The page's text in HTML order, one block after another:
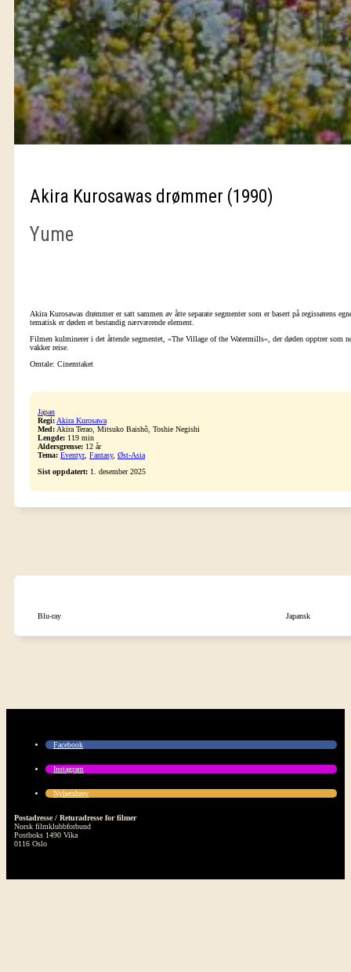
Akira Kurosawas drømmer (1990)
Yume
Akira Kurosawas drømmer er satt sammen av åtte separate segmenter som er basert på
tematisk er døden et bestandig nærværende element.
Filmen kulminerer i det åttende segmentet, «The Village of the Watermills», der døden opptrer
vakker reise.
Omtale: Cinemtaket
Japan
Regi: Akira Kurosawa
Med: Akira Terao, Mitsuko Baishô, Toshie Negishi
Lengde: 119 min
Aldersgrense: 12 år
Tema: Eventyr, Fantasy, Øst-Asia
Sist oppdatert: 1. desember 2025
Blu-ray Japansk
Facebook
Instagram
Nyhetsbrev
Postadresse / Returadresse for filmer
Norsk filmklubbforbund
Postboks 1490 Vika
0116 Oslo